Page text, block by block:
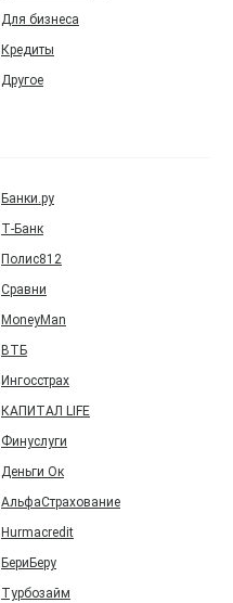
Для бизнеса
Кредиты
Другое
Банки.ру
Т‑Банк
Полис812
Сравни
MoneyMan
ВТБ
Ингосстрах
КАПИТАЛ LIFE
Финуслуги
Деньги Ок
АльфаСтрахование
Hurmacredit
БериБеру
Турбозайм